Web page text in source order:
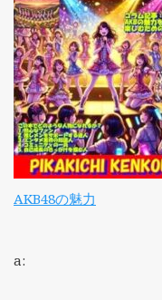
AKB48の魅力
a: